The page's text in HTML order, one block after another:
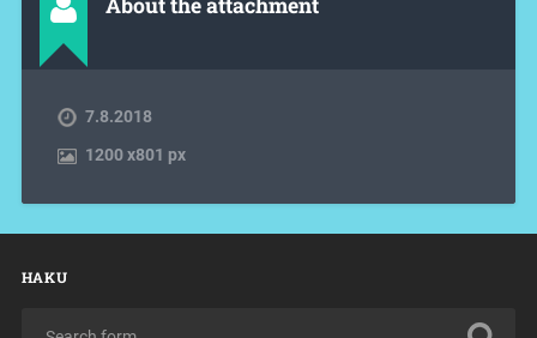
About the attachment
7.8.2018
1200x801 px
HAKU